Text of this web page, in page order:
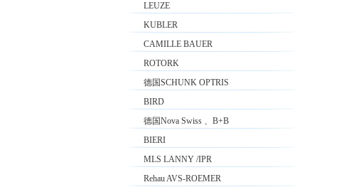
LEUZE
KUBLER
CAMILLE BAUER
ROTORK
德国SCHUNK OPTRIS
BIRD
德国Nova Swiss 、B+B
BIERI
MLS LANNY /IPR
Rehau AVS-ROEMER